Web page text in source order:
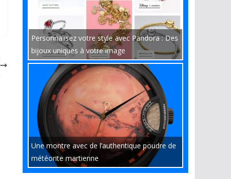
Personnalisez votre style avec Pandora : Des
bijoux uniques à votre image
Une montre avec de l’authentique poudre de
météorite martienne